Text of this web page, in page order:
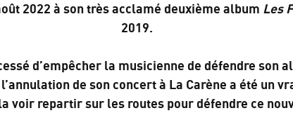
2022 à son très acclamé deuxième album Les
2019.
d’empêcher la musicienne de défendre son
de son concert à La Carène a été un
voir repartir sur les routes pour défendre ce